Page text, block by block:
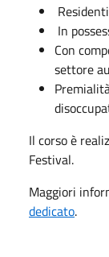
In
Con
settore
Il corso è
Festival.
Maggiori
dedicato.